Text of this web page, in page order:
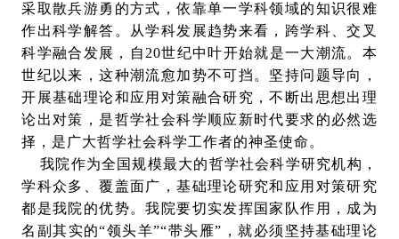
采取散兵游勇的方式，依靠单一学科领域的知识很难
作出科学解答。从学科发展趋势来看，跨学科、交叉
科学融合发展，自20世纪中叶开始就是一大潮流。本
世纪以来，这种潮流愈加势不可挡。坚持问题导向，
开展基础理论和应用对策融合研究，不断出思想出理
论出对策，是哲学社会科学顺应新时代要求的必然选
择，是广大哲学社会科学工作者的神圣使命。
我院作为全国规模最大的哲学社会科学研究机构，
学科众多、覆盖面广，基础理论研究和应用对策研究
都是我院的优势。我院要切实发挥国家队作用，成为
名副其实的“领头羊”“带头雁”，就必须坚持基础理论